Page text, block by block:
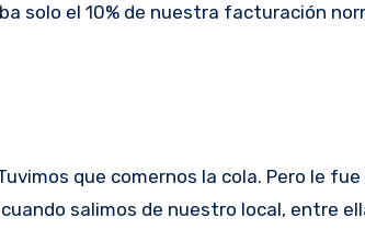
solo el 10% de nuestra facturación
que comernos la cola. Pero le
salimos de nuestro local, entre